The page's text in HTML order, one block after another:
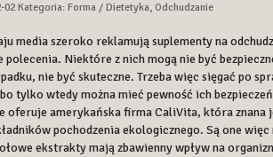
02Kategoria: Forma / Dietetyka, Odchudzanie
media szeroko reklamują suplementy na
polecenia. Niektóre z nich mogą nie być
nie być skuteczne. Trzeba więc sięgać po
tylko wtedy można mieć pewność ich
oferuje amerykańska firma CaliVita, która
pochodzenia ekologicznego. Są one
ekstrakty mają zbawienny wpływ na